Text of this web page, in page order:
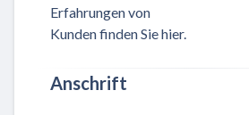
Erfahrungen von
Kunden finden Sie hier.
Anschrift